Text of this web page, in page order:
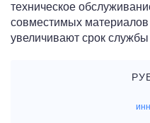
техническое
совместимых
увеличивают срок службы